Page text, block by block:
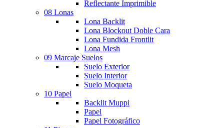
Reflectante Imprimible
08 Lonas
Lona Backlit
Lona Blockout Doble Cara
Lona Fundida Frontlit
Lona Mesh
09 Marcaje Suelos
Suelo Exterior
Suelo Interior
Suelo Moqueta
10 Papel
Backlit Muppi
Papel
Papel Fotográfico